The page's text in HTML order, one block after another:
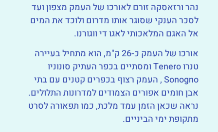
נהר ורזאסקה זורם לאורכו של העמק מצפון ועד
לסכר הענקי שסוגר אותו מדרום ולוכד את המים
אל האגם המלאכותי לאגו די ווגורנו.
אורכו של העמק כ-26 ק"מ, הוא מתחיל בעיירה
טנרו Tenero ומסתיים בכפר העתיק סונוניו
Sonogno , העמק רצוף בכפרים קטנים עם בתי
אבן חומים אפורים הצמודים למדרונות התלולים.
נראה שכאן הזמן עמד מלכת, כמו תפאורה לסרט
מתקופת ימי הביניים.